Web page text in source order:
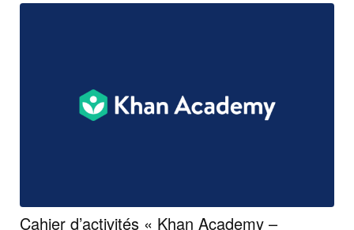
Cahier d’activités « Khan Academy –